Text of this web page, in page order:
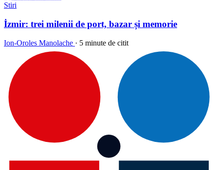
Stiri
İzmir: trei milenii de port, bazar și memorie
Ion-Oroles Manolache · 5 minute de citit